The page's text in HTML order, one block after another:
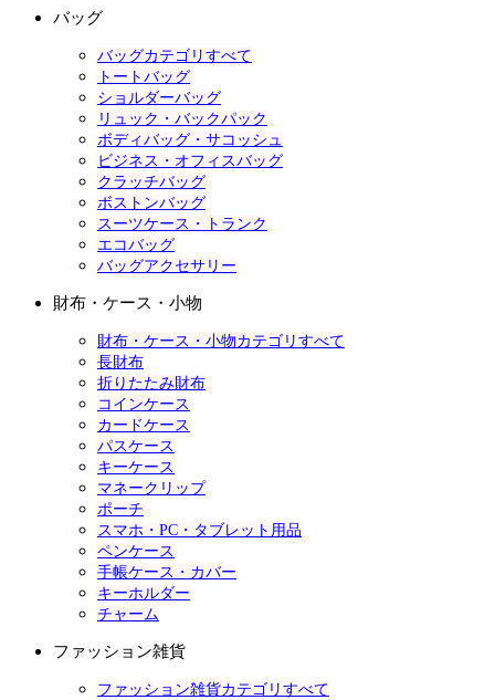
バッグ
バッグカテゴリすべて
トートバッグ
ショルダーバッグ
リュック・バックパック
ボディバッグ・サコッシュ
ビジネス・オフィスバッグ
クラッチバッグ
ボストンバッグ
スーツケース・トランク
エコバッグ
バッグアクセサリー
財布・ケース・小物
財布・ケース・小物カテゴリすべて
長財布
折りたたみ財布
コインケース
カードケース
パスケース
キーケース
マネークリップ
ポーチ
スマホ・PC・タブレット用品
ペンケース
手帳ケース・カバー
キーホルダー
チャーム
ファッション雑貨
ファッション雑貨カテゴリすべて